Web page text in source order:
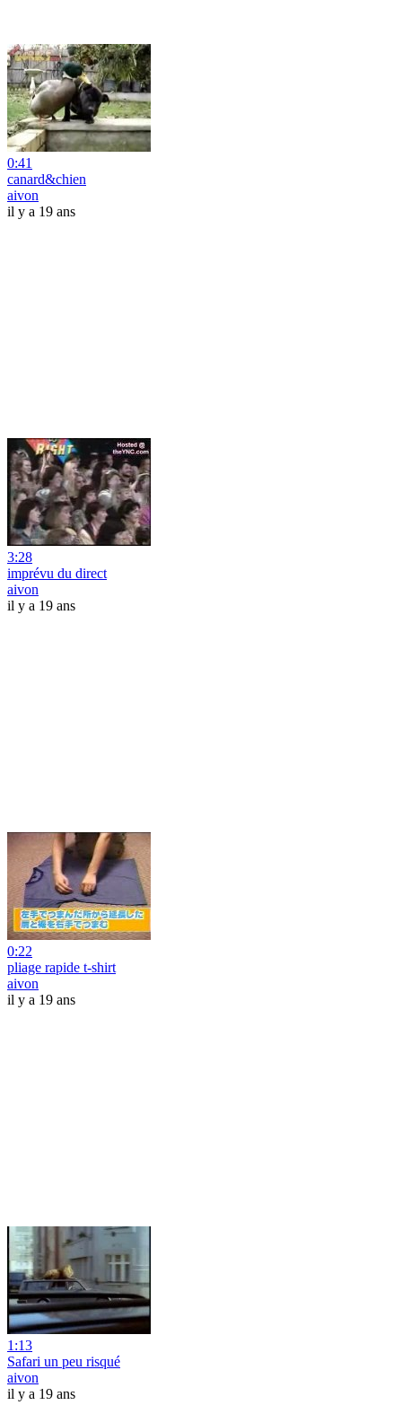
0:41
canard&chien
aivon
il y a 19 ans
3:28
imprévu du direct
aivon
il y a 19 ans
0:22
pliage rapide t-shirt
aivon
il y a 19 ans
1:13
Safari un peu risqué
aivon
il y a 19 ans